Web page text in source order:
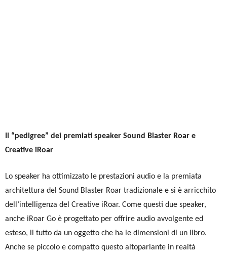
Il “pedigree” dei premiati speaker Sound Blaster Roar e
Creative iRoar
Lo speaker ha ottimizzato le prestazioni audio e la premiata
architettura del Sound Blaster Roar tradizionale e si è arricchito
dell’intelligenza del Creative iRoar. Come questi due speaker,
anche iRoar Go è progettato per offrire audio avvolgente ed
esteso, il tutto da un oggetto che ha le dimensioni di un libro.
Anche se piccolo e compatto questo altoparlante in realtà